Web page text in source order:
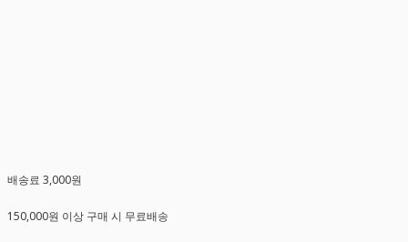
배송료 3,000원
150,000원 이상 구매 시 무료배송